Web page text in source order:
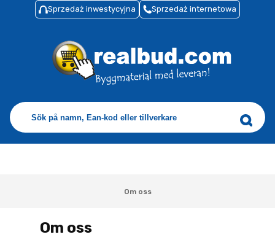
Sprzedaż inwestycyjna Sprzedaż internetowa
Om oss
Om oss